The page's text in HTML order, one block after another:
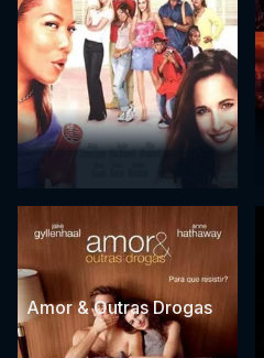
Amor & Outras Drogas